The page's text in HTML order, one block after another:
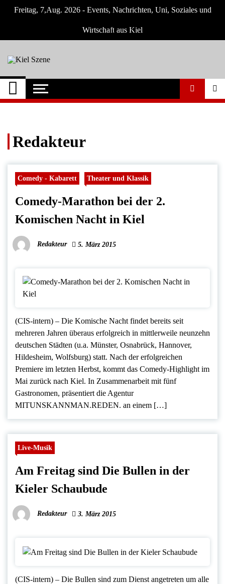
Freitag, 7,Aug. 2026 - Events, Nachrichten, Uni, Soziales und
Wirtschaft aus Kiel
Kiel Szene
Neuigkeiten und Nachrichten aus Kiel und
Umgebung
Redakteur
Comedy - Kabarett Theater und Klassik
Comedy-Marathon bei der 2.
Komischen Nacht in Kiel
Redakteur 5. März 2015
(CIS-intern) – Die Komische Nacht findet bereits seit
mehreren Jahren überaus erfolgreich in mittlerweile neunzehn
deutschen Städten (u.a. Münster, Osnabrück, Hannover,
Hildesheim, Wolfsburg) statt. Nach der erfolgreichen
Premiere im letzten Herbst, kommt das Comedy-Highlight im
Mai zurück nach Kiel. In Zusammenarbeit mit fünf
Gastronomen, präsentiert die Agentur
MITUNSKANNMAN.REDEN. an einem […]
Live-Musik
Am Freitag sind Die Bullen in der
Kieler Schaubude
Redakteur 3. März 2015
(CIS-intern) – Die Bullen sind zum Dienst angetreten um alle